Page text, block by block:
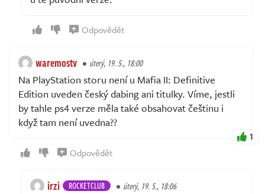
Odpovědět
waremostv úterý, 19. 5., 18:00
Na PlayStation storu není u Mafia II: Definitive
Edition uveden český dabing ani titulky. Víme, jestli
by tahle ps4 verze měla také obsahovat češtinu i
když tam není uvedna??
1
Odpovědět
irzi ROCKETCLUB úterý, 19. 5., 18:06